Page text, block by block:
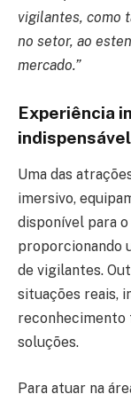
vigilantes, como
no setor, ao
mercado.”
Experiência
indispensável
Uma das
imersivo,
disponível para
proporcionando
de vigilantes.
situações reais,
reconhecimento
soluções.
Para atuar na